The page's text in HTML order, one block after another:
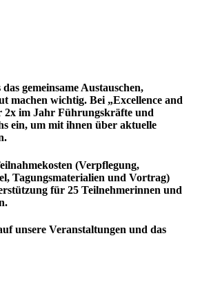
gemeinsame Austauschen,
machen wichtig. Bei „Excellence and
2x im Jahr Führungskräfte und
ein, um mit ihnen über aktuelle
(Verpflegung,
Tagungsmaterialien und Vortrag)
für 25 Teilnehmerinnen und
unsere Veranstaltungen und das